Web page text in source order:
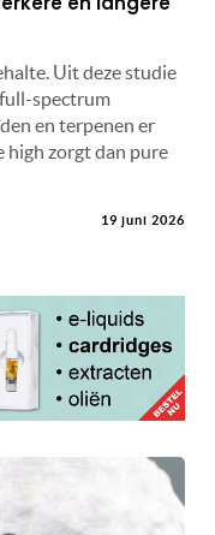
Uit deze studie
spectrum
en terpenen er
high zorgt dan pure
19 juni 2026